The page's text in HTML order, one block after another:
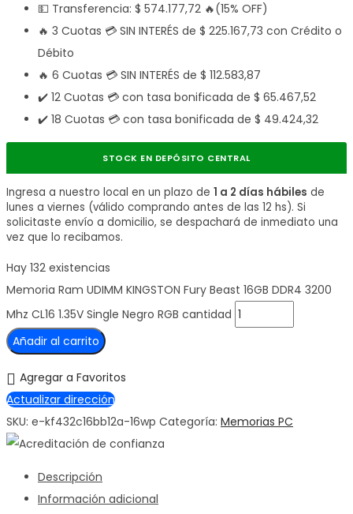
💵 Transferencia: $ 574.177,72 🔥(15% OFF)
🔥 3 Cuotas 💳 SIN INTERÉS de $ 225.167,73 con Crédito o
Débito
🔥 6 Cuotas 💳 SIN INTERÉS de $ 112.583,87
✔️ 12 Cuotas 💳 con tasa bonificada de $ 65.467,52
✔️ 18 Cuotas 💳 con tasa bonificada de $ 49.424,32
STOCK EN DEPÓSITO CENTRAL
Ingresa a nuestro local en un plazo de 1 a 2 días hábiles de
lunes a viernes (válido comprando antes de las 12 hs). Si
solicitaste envío a domicilio, se despachará de inmediato una
vez que lo recibamos.
Hay 132 existencias
Memoria Ram UDIMM KINGSTON Fury Beast 16GB DDR4 3200
Mhz CL16 1.35V Single Negro RGB cantidad
Añadir al carrito
Agregar a Favoritos
Actualizar dirección
SKU: e-kf432c16bb12a-16wp Categoría: Memorias PC
Descripción
Información adicional